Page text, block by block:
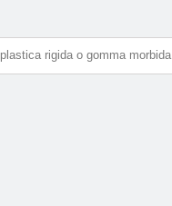
plastica rigida o gomma morbida